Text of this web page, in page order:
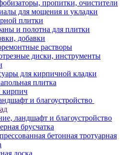
пропитки, очистители
для мощения и укладки
плитки
и полотна для плитки
добавки
растворы
диски, инструменты
для кирпичной кладки
плитка
кирпич
и благоустройство
ландшафт и благоустройство
брусчатка
бетонная тротуарная
доска